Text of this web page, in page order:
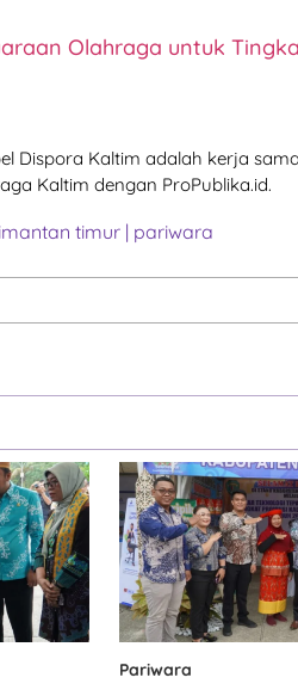
Olahraga untuk
Dispora Kaltim adalah kerja
Kaltim dengan ProPublika.id.
timur | pariwara
Pariwara